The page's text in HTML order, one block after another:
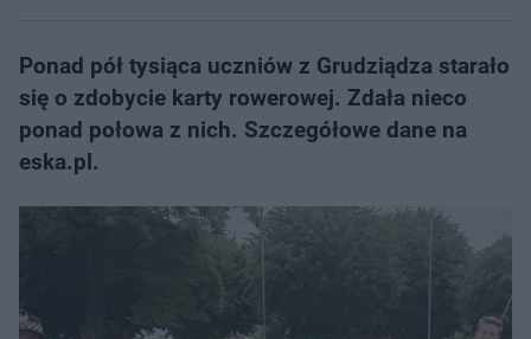
​Ponad pół tysiąca uczniów z Grudziądza starało
się o zdobycie karty rowerowej. Zdała nieco
ponad połowa z nich. Szczegółowe dane na
eska.pl.